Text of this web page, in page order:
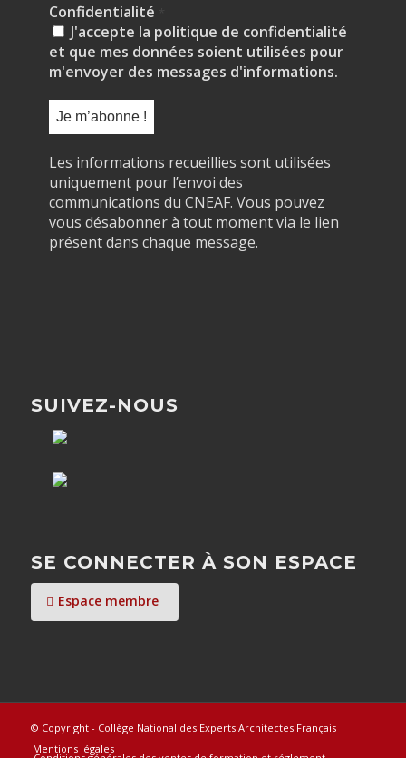
Confidentialité
J'accepte la politique de confidentialité
et que mes données soient utilisées pour
m'envoyer des messages d'informations.
Les informations recueillies sont utilisées
uniquement pour l’envoi des
communications du CNEAF. Vous pouvez
vous désabonner à tout moment via le lien
présent dans chaque message.
SUIVEZ-NOUS
SE CONNECTER À SON ESPACE
Espace membre
© Copyright - Collège National des Experts Architectes Français
Mentions légales